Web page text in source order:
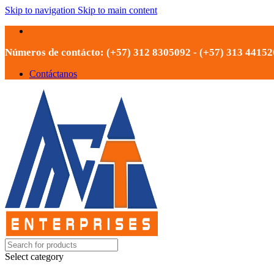
Skip to navigation Skip to main content
Números de contácto: (+57) 312 8305092 - (+57) 313
Contáctanos
Select category